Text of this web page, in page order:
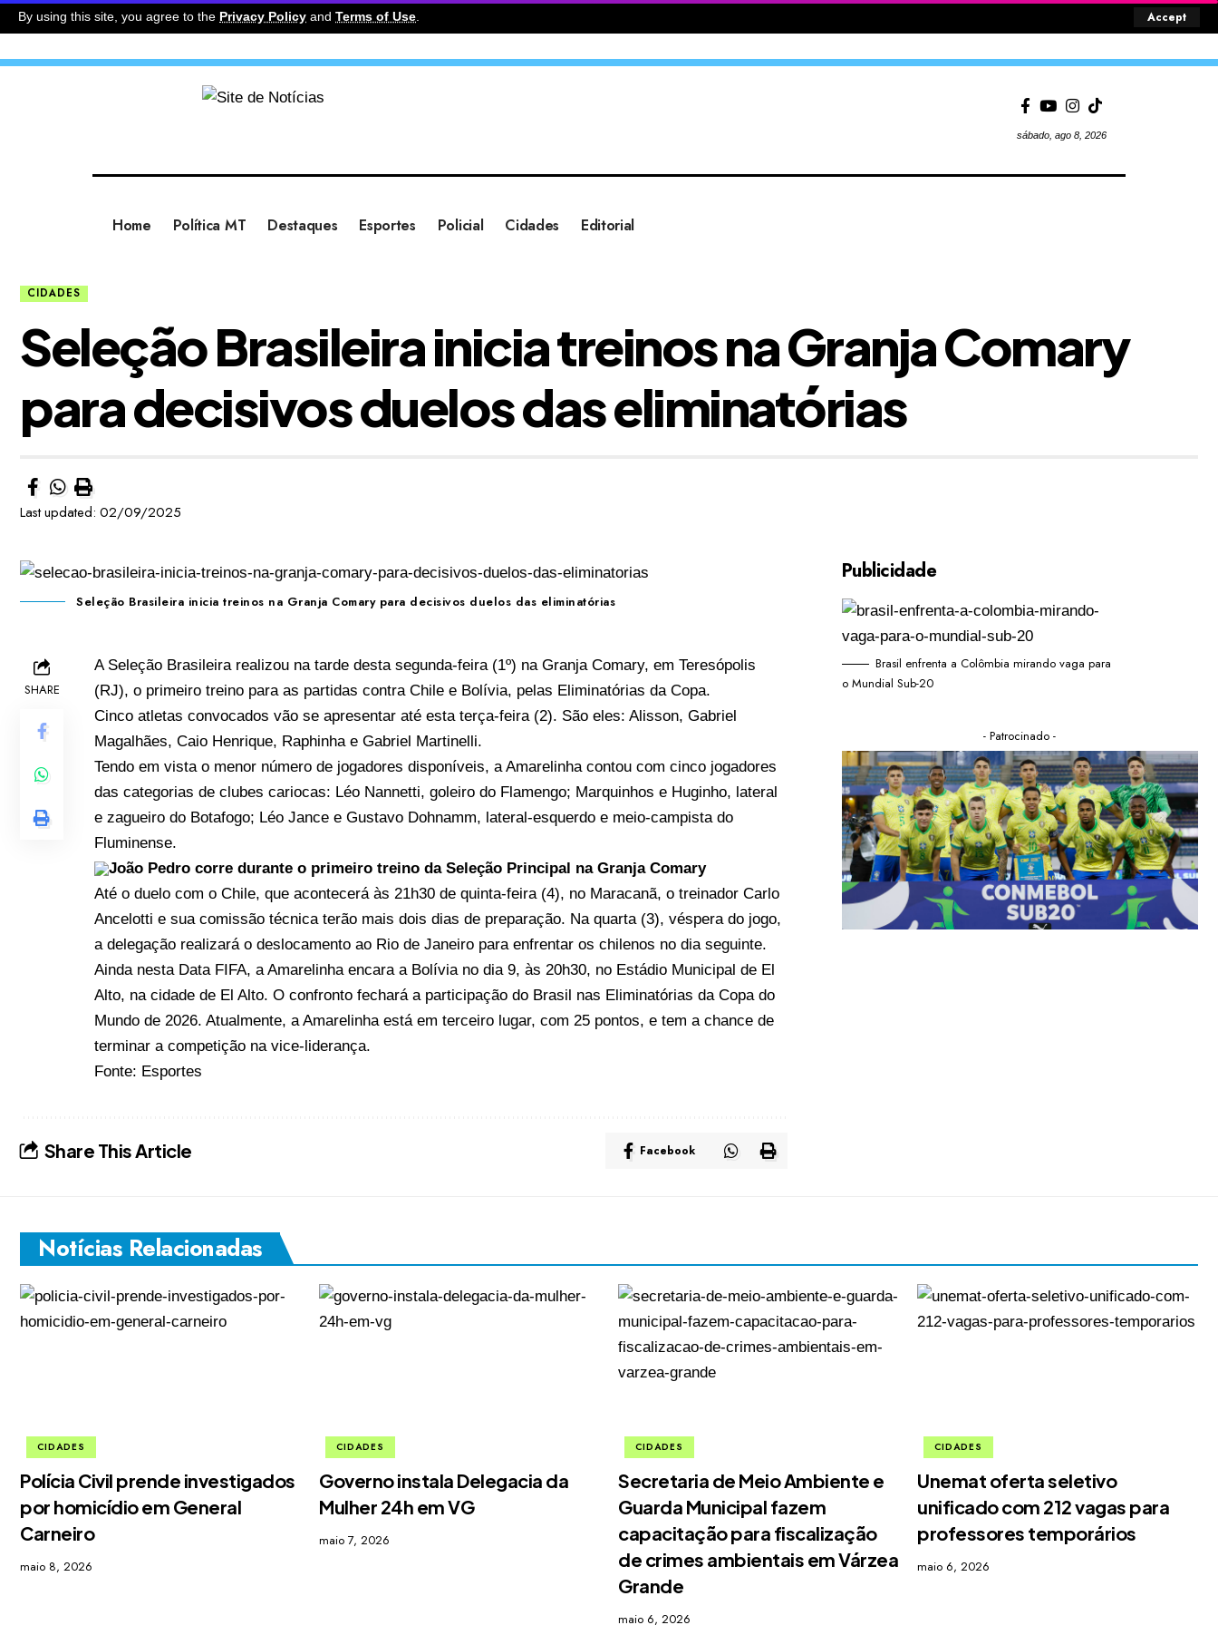
By using this site, you agree to the Privacy Policy and Terms of Use. Accept
sábado, ago 8, 2026
Home Política MT Destaques Esportes Policial Cidades Editorial
CIDADES
Seleção Brasileira inicia treinos na Granja Comary
para decisivos duelos das eliminatórias
Last updated: 02/09/2025
Seleção Brasileira inicia treinos na Granja Comary para decisivos duelos das eliminatórias
SHARE
A Seleção Brasileira realizou na tarde desta segunda-feira (1º) na Granja Comary, em Teresópolis
(RJ), o primeiro treino para as partidas contra Chile e Bolívia, pelas Eliminatórias da Copa.
Cinco atletas convocados vão se apresentar até esta terça-feira (2). São eles: Alisson, Gabriel
Magalhães, Caio Henrique, Raphinha e Gabriel Martinelli.
Tendo em vista o menor número de jogadores disponíveis, a Amarelinha contou com cinco jogadores
das categorias de clubes cariocas: Léo Nannetti, goleiro do Flamengo; Marquinhos e Huginho, lateral
e zagueiro do Botafogo; Léo Jance e Gustavo Dohnamm, lateral-esquerdo e meio-campista do
Fluminense.
João Pedro corre durante o primeiro treino da Seleção Principal na Granja Comary
Até o duelo com o Chile, que acontecerá às 21h30 de quinta-feira (4), no Maracanã, o treinador Carlo
Ancelotti e sua comissão técnica terão mais dois dias de preparação. Na quarta (3), véspera do jogo,
a delegação realizará o deslocamento ao Rio de Janeiro para enfrentar os chilenos no dia seguinte.
Ainda nesta Data FIFA, a Amarelinha encara a Bolívia no dia 9, às 20h30, no Estádio Municipal de El
Alto, na cidade de El Alto. O confronto fechará a participação do Brasil nas Eliminatórias da Copa do
Mundo de 2026. Atualmente, a Amarelinha está em terceiro lugar, com 25 pontos, e tem a chance de
terminar a competição na vice-liderança.
Fonte: Esportes
Share This Article Facebook
Publicidade
Brasil enfrenta a Colômbia mirando vaga para
o Mundial Sub-20
- Patrocinado -
Notícias Relacionadas
CIDADES
Polícia Civil prende investigados
por homicídio em General
Carneiro
maio 8, 2026
CIDADES
Governo instala Delegacia da
Mulher 24h em VG
maio 7, 2026
CIDADES
Secretaria de Meio Ambiente e
Guarda Municipal fazem
capacitação para fiscalização
de crimes ambientais em Várzea
Grande
maio 6, 2026
CIDADES
Unemat oferta seletivo
unificado com 212 vagas para
professores temporários
maio 6, 2026